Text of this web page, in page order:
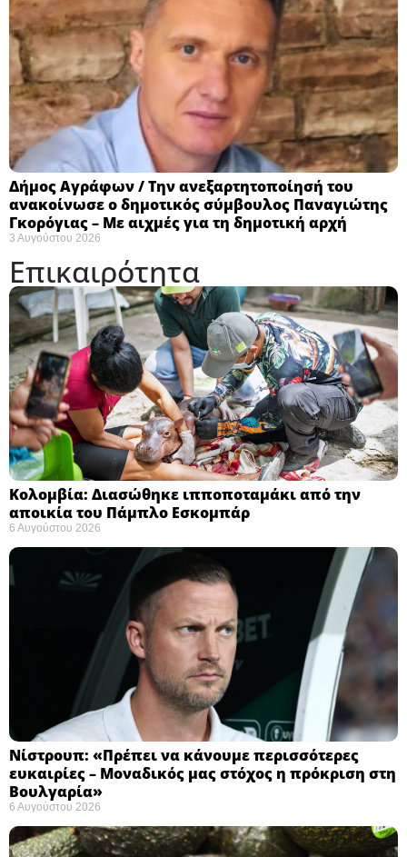
Δήμος Αγράφων / Την ανεξαρτητοποίησή του
ανακοίνωσε ο δημοτικός σύμβουλος Παναγιώτης
Γκορόγιας – Με αιχμές για τη δημοτική αρχή
3 Αυγούστου 2026
Επικαιρότητα
Κολομβία: Διασώθηκε ιπποποταμάκι από την
αποικία του Πάμπλο Εσκομπάρ ​
6 Αυγούστου 2026
Νίστρουπ: «Πρέπει να κάνουμε περισσότερες
ευκαιρίες – Μοναδικός μας στόχος η πρόκριση στη
Βουλγαρία» ​
6 Αυγούστου 2026